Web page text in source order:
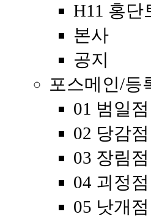
H11 홍단
본사
공지
포스메인/등
01 범일점
02 당감점
03 장림점
04 괴정점
05 낫개점